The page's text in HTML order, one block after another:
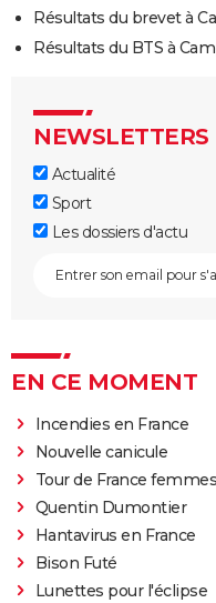
Résultats du brevet à
Résultats du BTS à
NEWSLETTERS
Actualité
Sport
Les dossiers d'actu
EN CE MOMENT
Incendies en France
Nouvelle canicule
Tour de France femmes
Quentin Dumontier
Hantavirus en France
Bison Futé
Lunettes pour l'éclipse